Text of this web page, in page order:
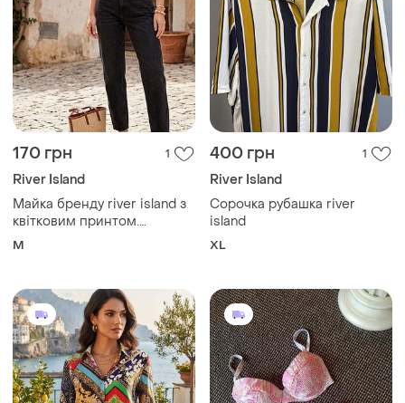
170 грн 1
River Island
Майка бренду river island з
квітковим принтом.
заміри:пог-39(45) см,
M
400 грн 1
River Island
Сорочка рубашка river
island
XL